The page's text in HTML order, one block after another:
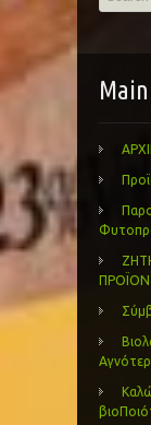
for: